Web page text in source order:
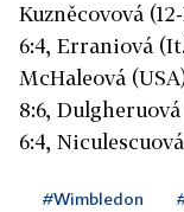
Kuzněcovová
6:4, Erraniová
McHaleová
8:6,
6:4,
#Wimbledon